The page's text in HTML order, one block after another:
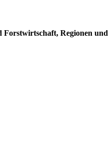
Regionen und